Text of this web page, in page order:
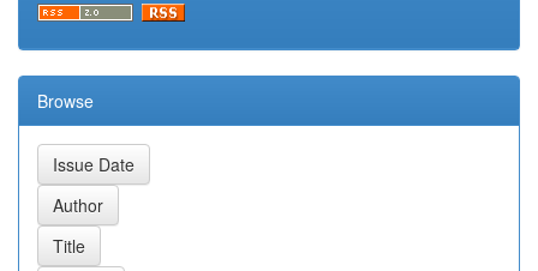
Browse